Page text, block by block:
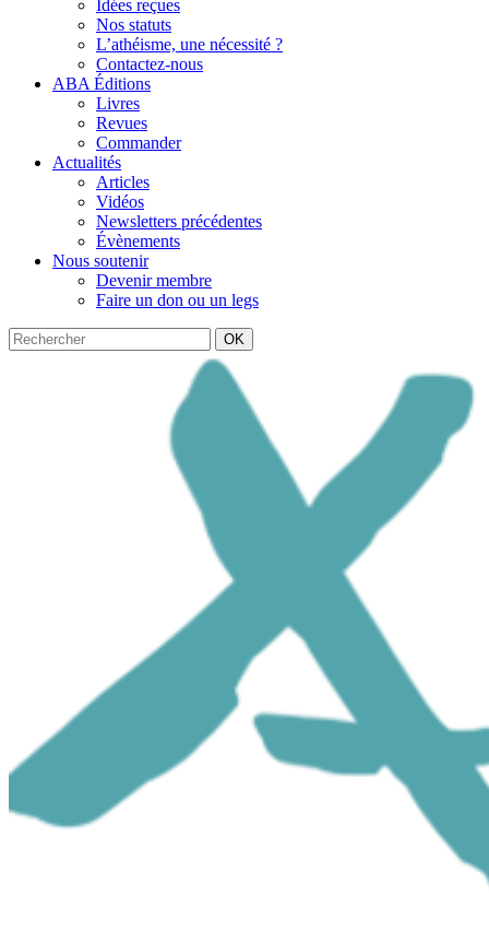
Idées reçues
Nos statuts
L’athéisme, une nécessité ?
Contactez-nous
ABA Éditions
Livres
Revues
Commander
Actualités
Articles
Vidéos
Newsletters précédentes
Évènements
Nous soutenir
Devenir membre
Faire un don ou un legs
OK